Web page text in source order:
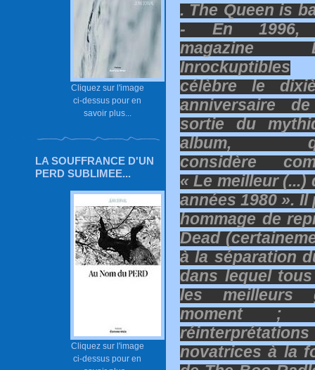
Cliquez sur l'image
ci-dessus pour en
savoir plus...
LA SOUFFRANCE D'UN
PERD SUBLIMEE...
Cliquez sur l'image
ci-dessus pour en
. The Queen is
- En 1996,
magazine
Inrockuptibles
célèbre le
anniversaire
sortie du
album,
considère
« Le meilleur (...)
années 1980 ».
hommage de
Dead
à la séparation
dans lequel
les meilleurs
moment ;
novatrices à la